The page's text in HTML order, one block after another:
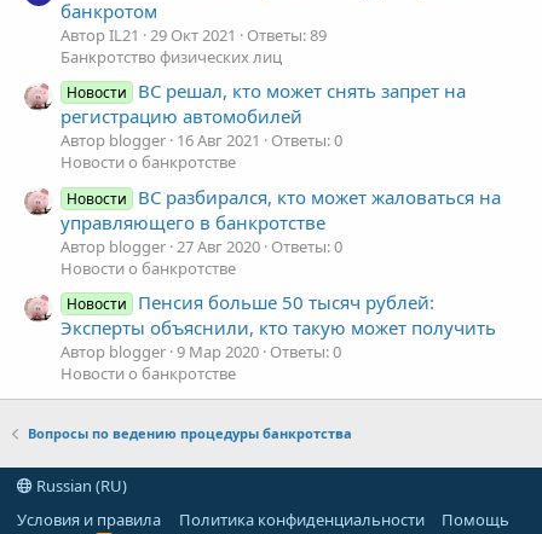
банкротом
Автор IL21 29 Окт 2021
Ответы: 89
Банкротство физических лиц
Новости
ВС решал, кто может снять запрет на
регистрацию автомобилей
Автор blogger 16 Авг 2021
Ответы: 0
Новости о банкротстве
Новости
ВС разбирался, кто может жаловаться на
управляющего в банкротстве
Автор blogger 27 Авг 2020 Ответы: 0
Новости о банкротстве
Новости
Пенсия больше 50 тысяч рублей:
Эксперты объяснили, кто такую может получить
Автор blogger 9 Мар 2020 Ответы: 0
Новости о банкротстве
Вопросы по ведению процедуры банкротства
Russian (RU)
Условия и правила
Политика конфиденциальности
Помощь